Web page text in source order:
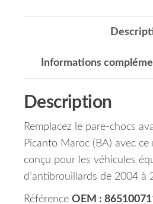
Informations
Description
Remplacez le pare-chocs
Picanto Maroc (BA) avec ce
conçu pour les véhicules
d’antibrouillards de 2004 à
Référence OEM :